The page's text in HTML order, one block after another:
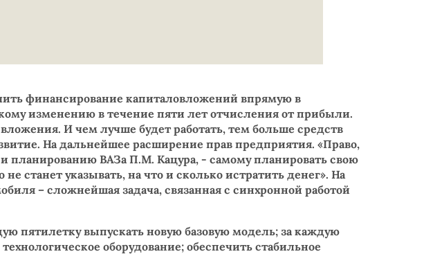
финансирование капиталовложений впрямую в
изменению в течение пяти лет отчисления от прибыли.
И чем лучше будет работать, тем больше средств
На дальнейшее расширение прав предприятия. «Право,
планированию ВАЗа П.М. Кацура, - самому планировать свою
станет указывать, на что и сколько истратить денег». На
– сложнейшая задача, связанная с синхронной работой
пятилетку выпускать новую базовую модель; за каждую
оборудование; обеспечить стабильное